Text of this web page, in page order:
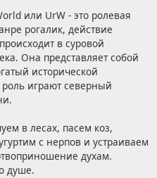
или UrW - это ролевая
рогалик, действие
в суровой
Она представляет собой
исторической
играют северный
в лесах, пасем коз,
с нерпов и устраиваем
духам.
душе.